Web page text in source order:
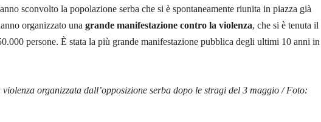
sconvolto la popolazione serba che si è spontaneamente riunita in piazza già
organizzato una grande manifestazione contro la violenza, che si è tenuta il
persone. È stata la più grande manifestazione pubblica degli ultimi 10 anni in
organizzata dall’opposizione serba dopo le stragi del 3 maggio / Foto: